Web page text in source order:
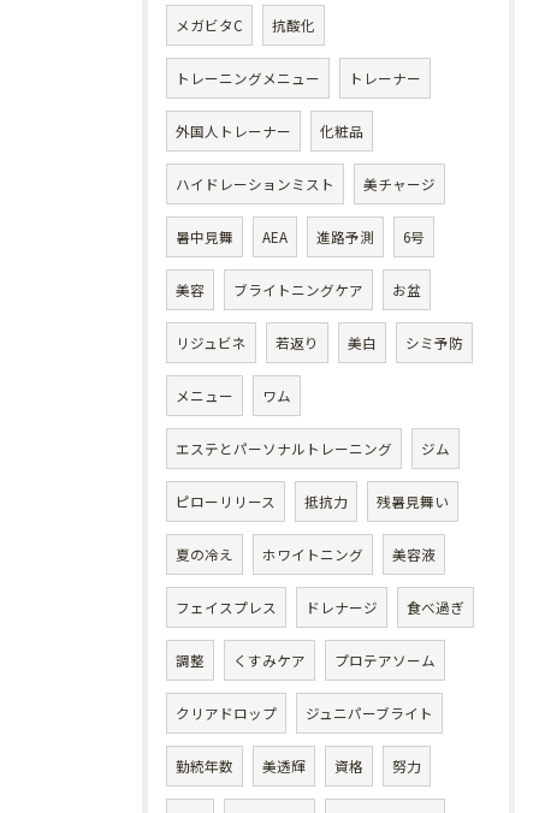
メガビタC 抗酸化
トレーニングメニュー トレーナー
外国人トレーナー 化粧品
ハイドレーションミスト 美チャージ
暑中見舞 AEA 進路予測 6号
美容 ブライトニングケア お盆
リジュビネ 若返り 美白 シミ予防
メニュー ワム
エステとパーソナルトレーニング ジム
ピローリリース 抵抗力 残暑見舞い
夏の冷え ホワイトニング 美容液
フェイスプレス ドレナージ 食べ過ぎ
調整 くすみケア プロテアソーム
クリアドロップ ジュニパーブライト
勤続年数 美透輝 資格 努力